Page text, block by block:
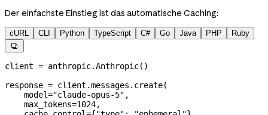
Der einfachste Einstieg ist das automatische Caching:
cURL CLI Python TypeScript C# Go Java PHP Ruby

client = anthropic.Anthropic()
response = client.messages.create(
    model
="claude-opus-5" ,
    max_tokens
=1024,